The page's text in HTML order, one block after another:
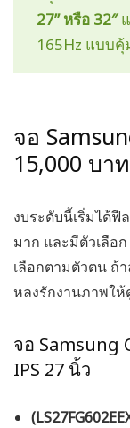
27” หรือ 32″แ
165Hz แบบคุ้
จอ
15,000 บาท
งบระดับนี้เริ่มได้ฟี
มาก และมีตัวเลือ
เลือกตามตัวตน ถ้
หลงรักงานภาพให้
จอ Samsung
IPS 27 นิ้ว